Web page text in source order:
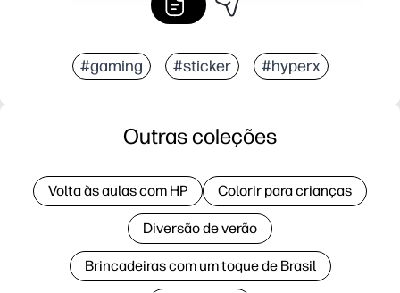
#gaming #sticker #hyperx
Outras coleções
Volta às aulas com HP Colorir para crianças
Diversão de verão
Brincadeiras com um toque de Brasil